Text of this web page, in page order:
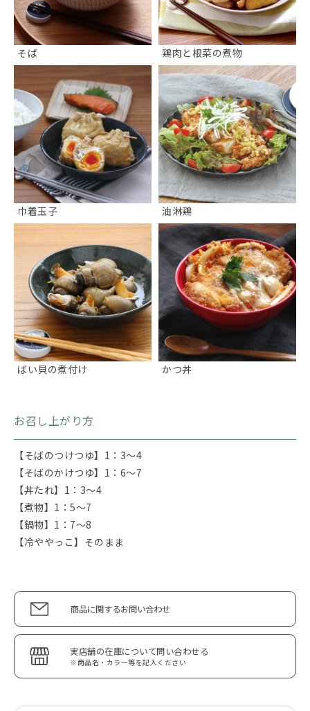
そば 鶏肉と根菜の煮物
巾着玉子 油淋鶏
ばい貝の煮付け かつ丼
お召し上がり方
【そばのつけつゆ】1：3～4
【そばのかけつゆ】1：6～7
【丼たれ】1：3～4
【煮物】1：5～7
【鍋物】1：7～8
【冷ややっこ】そのまま
商品に関するお問い合わせ
実店舗の在庫について問い合わせる
※商品名・カラー等を記入ください